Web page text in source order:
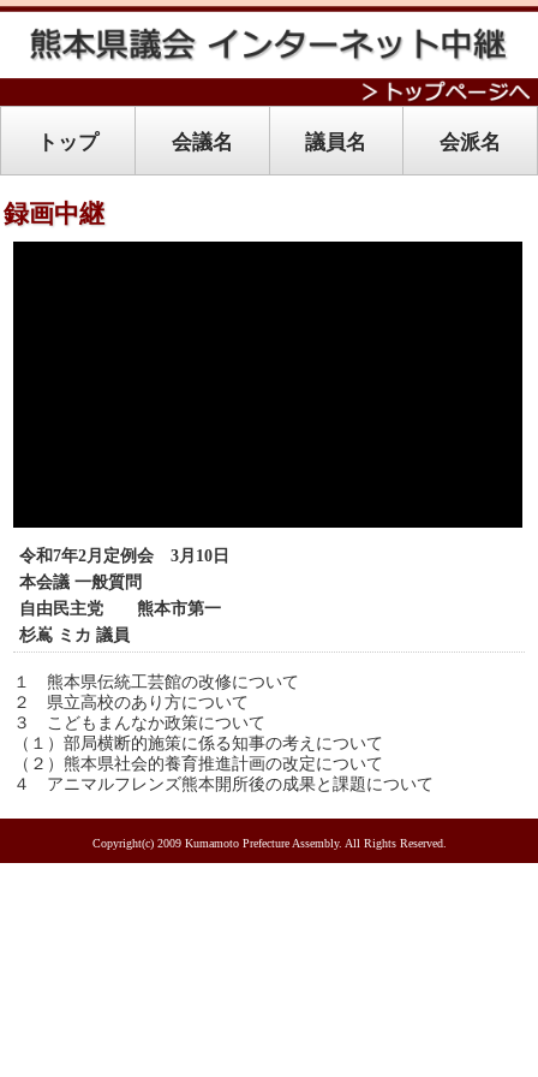
トップ 会議名 議員名 会派名
録画中継
令和7年2月定例会 3月10日
本会議 一般質問
自由民主党 熊本市第一
杉嶌 ミカ 議員
１ 熊本県伝統工芸館の改修について
２ 県立高校のあり方について
３ こどもまんなか政策について
（１）部局横断的施策に係る知事の考えについて
（２）熊本県社会的養育推進計画の改定について
４ アニマルフレンズ熊本開所後の成果と課題について
Copyright(c) 2009 Kumamoto Prefecture Assembly. All Rights Reserved.